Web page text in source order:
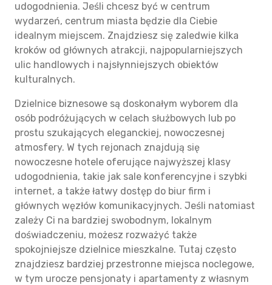
udogodnienia. Jeśli chcesz być w centrum
wydarzeń, centrum miasta będzie dla Ciebie
idealnym miejscem. Znajdziesz się zaledwie kilka
kroków od głównych atrakcji, najpopularniejszych
ulic handlowych i najsłynniejszych obiektów
kulturalnych.
Dzielnice biznesowe są doskonałym wyborem dla
osób podróżujących w celach służbowych lub po
prostu szukających eleganckiej, nowoczesnej
atmosfery. W tych rejonach znajdują się
nowoczesne hotele oferujące najwyższej klasy
udogodnienia, takie jak sale konferencyjne i szybki
internet, a także łatwy dostęp do biur firm i
głównych węzłów komunikacyjnych. Jeśli natomiast
zależy Ci na bardziej swobodnym, lokalnym
doświadczeniu, możesz rozważyć także
spokojniejsze dzielnice mieszkalne. Tutaj często
znajdziesz bardziej przestronne miejsca noclegowe,
w tym urocze pensjonaty i apartamenty z własnym